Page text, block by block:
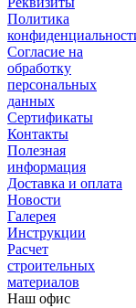
Политика
Согласие на
обработку
персональных
данных
Сертификаты
Контакты
Полезная
информация
Доставка и оплата
Новости
Галерея
Инструкции
Расчет
строительных
материалов
Наш офис